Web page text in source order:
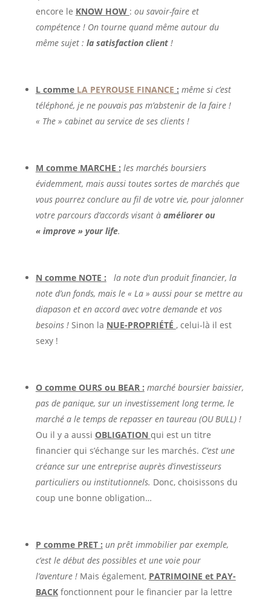
encore le KNOW HOW : ou savoir-faire et
compétence ! On tourne quand même autour du
même sujet : la satisfaction client!
L comme LA PEYROUSE FINANCE : même si c’est
téléphoné, je ne pouvais pas m’abstenir de la faire !
« The » cabinet au service de ses clients !
M comme MARCHE : les marchés boursiers
évidemment, mais aussi toutes sortes de marchés que
vous pourrez conclure au fil de votre vie, pour jalonner
votre parcours d’accords visant à améliorer ou
« improve » your life.
N comme NOTE :
la note d’un produit financier, la
note d’un fonds, mais le « La » aussi pour se mettre au
diapason et en accord avec votre demande et vos
besoins !Sinon la NUE-PROPRIÉTÉ , celui-là il est
sexy !
O comme OURS ou BEAR : marché boursier baissier,
pas de panique, sur un investissement long terme, le
marché a le temps de repasser en taureau (OU BULL) !
Ou il y a aussi OBLIGATION qui est un titre
financier qui s’échange sur les marchés. C’est une
créance sur une entreprise auprès d’investisseurs
particuliers ou institutionnels. Donc, choisissons du
coup une bonne obligation…
P comme PRET : un prêt immobilier par exemple,
c’est le début des possibles et une voie pour
l’aventure !Mais également, PATRIMOINE et PAY-
BACKfonctionnent pour le financier par la lettre